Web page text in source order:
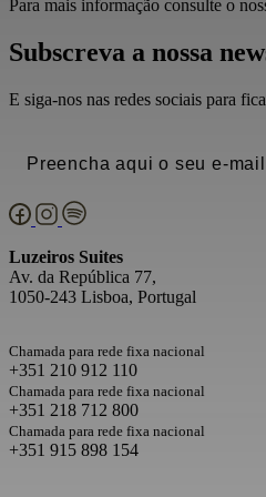
Para mais informação consulte o
Subscreva a nossa
E siga-nos nas redes sociais para
Email(Obrigatório)
Luzeiros Suites
Av. da República 77,
1050-243 Lisboa, Portugal
Chamada para rede fixa nacional
+351 210 912 110
Chamada para rede fixa nacional
+351 218 712 800
Chamada para rede fixa nacional
+351 915 898 154